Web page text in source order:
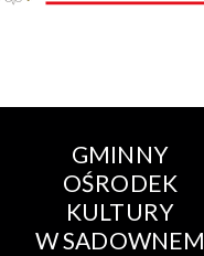
GMINNY
OŚRODEK
KULTURY
W SADOWNEM